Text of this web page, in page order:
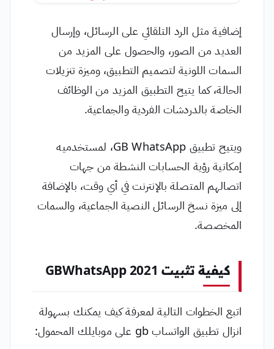
إضافية مثل الرد التلقائي على الرسائل، وإرسال
العديد من الصور، والحصول على المزيد من
السمات اللونية لتصميم التطبيق، وميزة تنزيلات
الحالة، كما يتيح التطبيق المزيد من الوظائف
الخاصة بالدردشات الفردية والجماعية.
ويتيح تطبيق GB WhatsApp، لمستخدميه
إمكانية رؤية الحسابات النشطة من جهات
اتصالهم المتصلة بالإنترنت في أي وقت، بالإضافة
إلى ميزة نسخ الرسائل النصية الجماعية، والسمات
المخصصة.
كيفية تثبيت GBWhatsApp 2021
اتبع الخطوات التالية لمعرفة كيف يمكنك بسهولة
انزال تطبيق الواتساب gb على موبايلك المحمول: